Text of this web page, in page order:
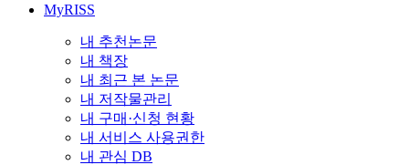
MyRISS
내 추천논문
내 책장
내 최근 본 논문
내 저작물관리
내 구매·신청 현황
내 서비스 사용권한
내 관심 DB